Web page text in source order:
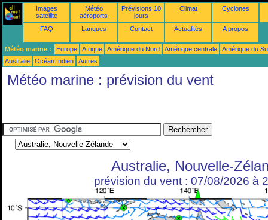
Images
satellite
Météo
aéroports
Prévisions 10
jours
Climat Cyclones
FAQ Langues Contact Actualités A propos
Météo marine : Europe Afrique Amérique du Nord Amérique centrale
Amérique du
Australie
Océan Indien Autres
Météo marine : prévision du vent
Australie, Nouvelle-
prévision du vent : 07/08/2026 à